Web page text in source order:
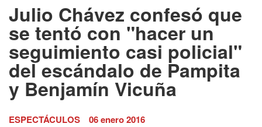
Julio Chávez confesó que
se tentó con "hacer un
seguimiento casi policial"
del escándalo de Pampita
y Benjamín Vicuña
ESPECTÁCULOS 06 enero 2016